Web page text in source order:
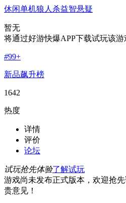
休闲单机狼人杀益智悬疑
暂无
将通过好游快爆APP下载试玩该游
#99+
新品飙升榜
1642
热度
详情
评价
论坛
试玩抢先体验了解试玩
游戏尚未发布正式版本，欢迎抢
贵意见！